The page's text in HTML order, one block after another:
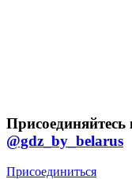
Присоединяйтесь
@gdz_by_belarus
Присоединиться